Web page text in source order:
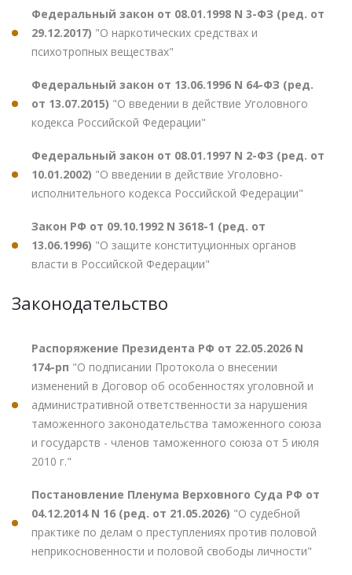
Федеральный закон от 08.01.1998 N 3-ФЗ (ред. от
29.12.2017) "О наркотических средствах и
психотропных веществах"
Федеральный закон от 13.06.1996 N 64-ФЗ (ред.
от 13.07.2015) "О введении в действие Уголовного
кодекса Российской Федерации"
Федеральный закон от 08.01.1997 N 2-ФЗ (ред. от
10.01.2002) "О введении в действие Уголовно-
исполнительного кодекса Российской Федерации"
Закон РФ от 09.10.1992 N 3618-1 (ред. от
13.06.1996) "О защите конституционных органов
власти в Российской Федерации"
Законодательство
Распоряжение Президента РФ от 22.05.2026 N
174-рп "О подписании Протокола о внесении
изменений в Договор об особенностях уголовной и
административной ответственности за нарушения
таможенного законодательства таможенного союза
и государств - членов таможенного союза от 5 июля
2010 г."
Постановление Пленума Верховного Суда РФ от
04.12.2014 N 16 (ред. от 21.05.2026) "О судебной
практике по делам о преступлениях против половой
неприкосновенности и половой свободы личности"